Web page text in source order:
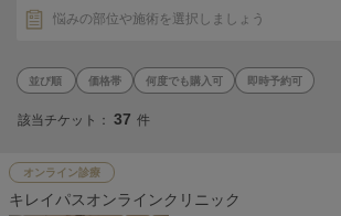
悩みの部位や施術を選択しましょう
価格帯 何度でも購入可 即時予約可
該当チケット： 37 件
オンライン診療
キレイパスオンラインクリニック